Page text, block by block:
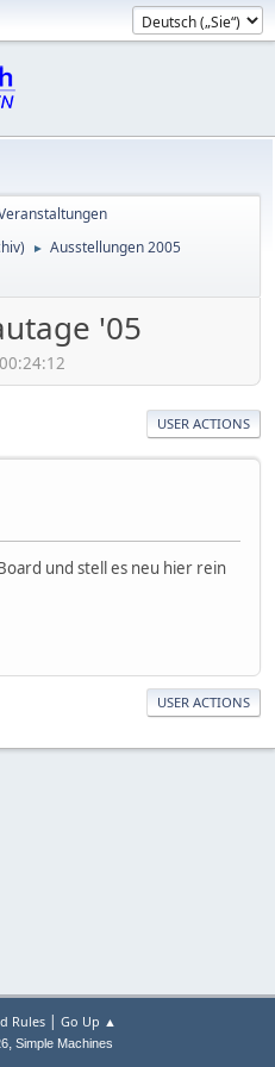
► Ausstellungen 2005
'05
USER ACTIONS
und stell es neu hier rein
USER ACTIONS
Rules| Go Up ▲
, Simple Machines